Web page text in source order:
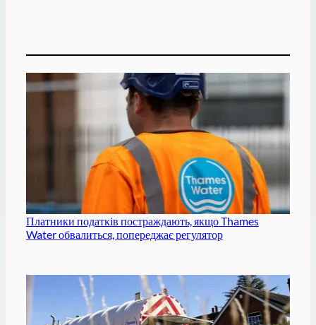
Платники податків постраждають, якщо Thames
Water обвалиться, попереджає регулятор